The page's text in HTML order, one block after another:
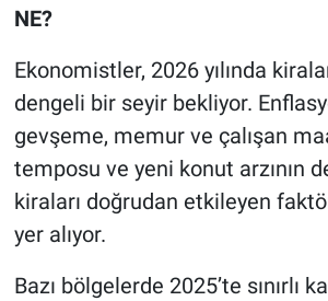
NE?
Ekonomistler, 2026 yılında
dengeli bir seyir bekliyor.
gevşeme, memur ve çalışan
temposu ve yeni konut arzının
kiraları doğrudan etkileyen
yer alıyor.
Bazı bölgelerde 2025’te sınırlı